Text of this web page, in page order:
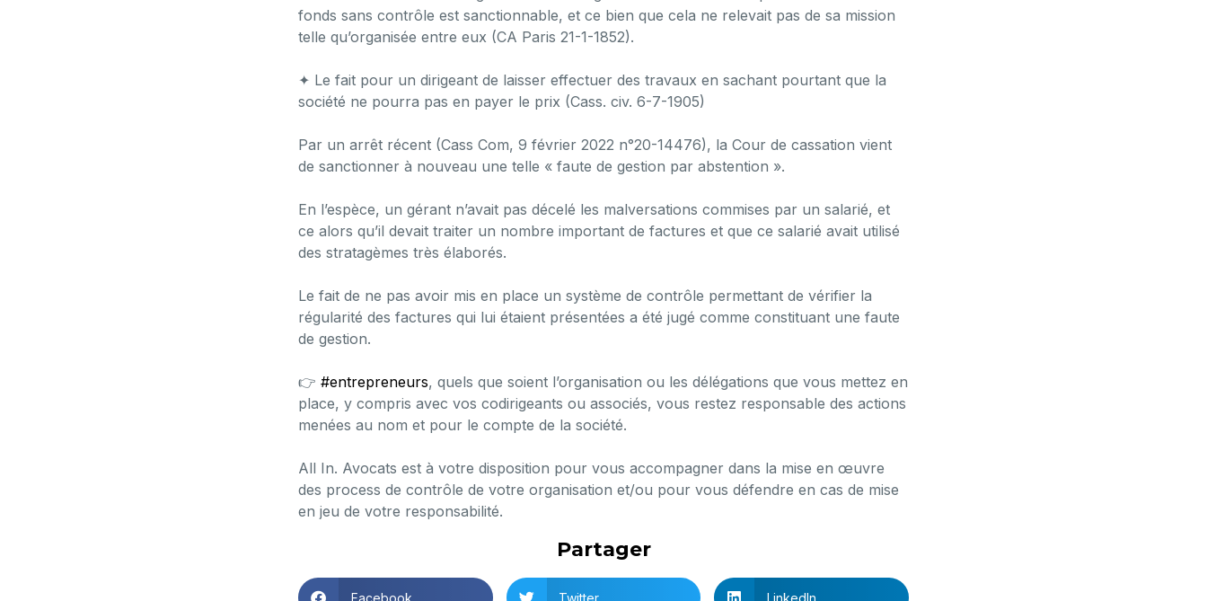
fonds sans contrôle est sanctionnable, et ce bien que cela ne relevait pas de sa mission
telle qu’organisée entre eux (CA Paris 21-1-1852).
✦ Le fait pour un dirigeant de laisser effectuer des travaux en sachant pourtant que la
société ne pourra pas en payer le prix (Cass. civ. 6-7-1905)
Par un arrêt récent (Cass Com, 9 février 2022 n°20-14476), la Cour de cassation vient
de sanctionner à nouveau une telle « faute de gestion par abstention ».
En l’espèce, un gérant n’avait pas décelé les malversations commises par un salarié, et
ce alors qu’il devait traiter un nombre important de factures et que ce salarié avait utilisé
des stratagèmes très élaborés.
Le fait de ne pas avoir mis en place un système de contrôle permettant de vérifier la
régularité des factures qui lui étaient présentées a été jugé comme constituant une faute
de gestion.
👉 #entrepreneurs, quels que soient l’organisation ou les délégations que vous mettez en
place, y compris avec vos codirigeants ou associés, vous restez responsable des actions
menées au nom et pour le compte de la société.
All In. Avocats est à votre disposition pour vous accompagner dans la mise en œuvre
des process de contrôle de votre organisation et/ou pour vous défendre en cas de mise
en jeu de votre responsabilité.
Partager
Facebook Twitter LinkedIn